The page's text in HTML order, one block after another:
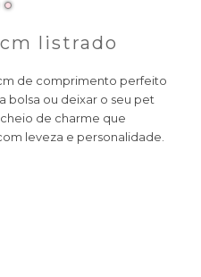
listrado
de comprimento perfeito
bolsa ou deixar o seu pet
de charme que
leveza e personalidade.